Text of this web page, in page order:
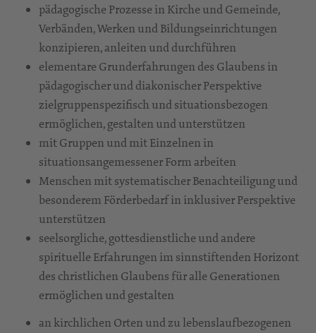
pädagogische Prozesse in Kirche und Gemeinde,
Verbänden, Werken und Bildungseinrichtungen
konzipieren, anleiten und durchführen
elementare Grunderfahrungen des Glaubens in
pädagogischer und diakonischer Perspektive
zielgruppenspezifisch und situationsbezogen
ermöglichen, gestalten und unterstützen
mit Gruppen und mit Einzelnen in
situationsangemessener Form arbeiten
Menschen mit systematischer Benachteiligung und
besonderem Förderbedarf in inklusiver Perspektive
unterstützen
seelsorgliche, gottesdienstliche und andere
spirituelle Erfahrungen im sinnstiftenden Horizont
des christlichen Glaubens für alle Generationen
ermöglichen und gestalten
an kirchlichen Orten und zu lebenslaufbezogenen